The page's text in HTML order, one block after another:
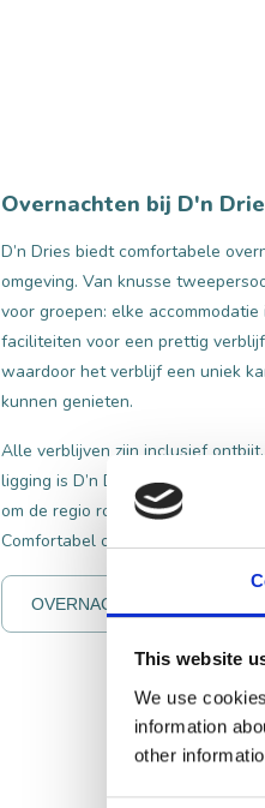
This website
We use
information
other
Overnachten bij D'n
D’n Dries biedt comfortabele
omgeving. Van knusse
voor groepen: elke
faciliteiten voor een prettig
waardoor het verblijf een uniek
kunnen genieten.
Alle verblijven zijn inclusief
ligging is D’n Dries ook het
om de regio rondom de Loonse
Comfortabel overnachten midden
OVERNACHTEN BIJ D'N DRIES